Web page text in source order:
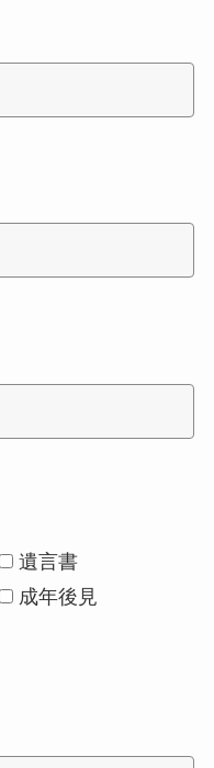
遺言書
成年後見